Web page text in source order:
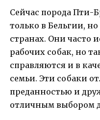
Сейчас порода Пти-
только в Бельгии,
странах. Они часто
рабочих собак, но
справляются и в
семьи. Эти собаки
преданностью и
отличным выбором